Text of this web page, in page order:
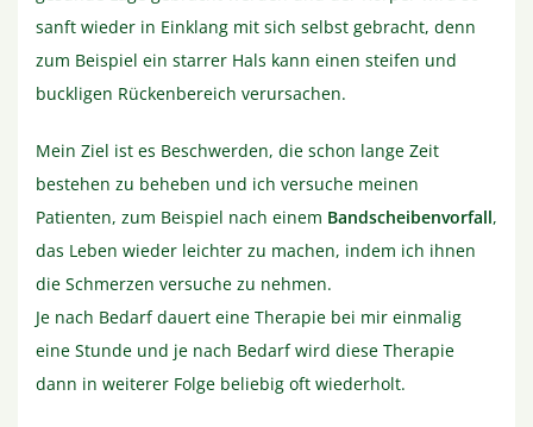
sanft wieder in Einklang mit sich selbst gebracht, denn
zum Beispiel ein starrer Hals kann einen steifen und
buckligen Rückenbereich verursachen.
Mein Ziel ist es Beschwerden, die schon lange Zeit
bestehen zu beheben und ich versuche meinen
Patienten, zum Beispiel nach einem Bandscheibenvorfall,
das Leben wieder leichter zu machen, indem ich ihnen
die Schmerzen versuche zu nehmen.
Je nach Bedarf dauert eine Therapie bei mir einmalig
eine Stunde und je nach Bedarf wird diese Therapie
dann in weiterer Folge beliebig oft wiederholt.